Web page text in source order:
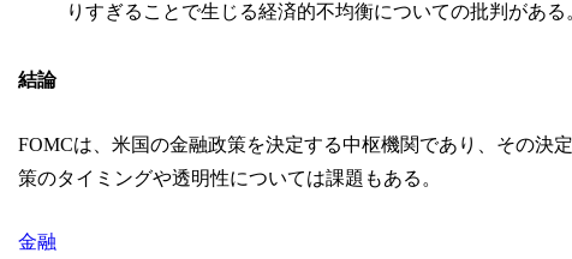
りすぎることで生じる経済的不均衡についての批判がある
結論
FOMCは、米国の金融政策を決定する中枢機関であり、その決
策のタイミングや透明性については課題もある。
金融